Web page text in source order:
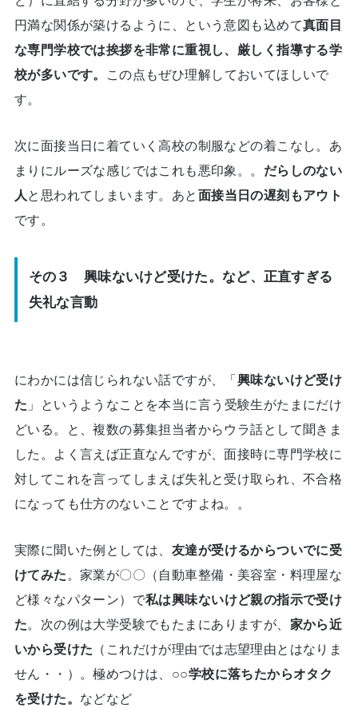
円満な関係が築けるように、という意図も込めて真面目
な専門学校では挨拶を非常に重視し、厳しく指導する学
校が多いです。
この点もぜひ理解しておいてほしいで
す。
次に面接当日に着ていく高校の制服などの着こなし。あ
まりにルーズな感じではこれも悪印象。。 だらしのない
人 と思われてしまいます。あと 面接当日の遅刻もアウト
です。
その３ 興味ないけど受けた。など、正直すぎる
失礼な言動
にわかには信じられない話ですが、「 興味ないけど受け
た 」というようなことを本当に言う受験生がたまにだけ
どいる。と、複数の募集担当者からウラ話として聞きま
した。よく言えば正直なんですが、面接時に専門学校に
対してこれを言ってしまえば失礼と受け取られ、不合格
になっても仕方のないことですよね。。
実際に聞いた例としては、 友達が受けるからついでに受
けてみた 。家業が〇〇（自動車整備・美容室・料理屋な
ど様々なパターン）で私は興味ないけど親の指示で受け
た。次の例は大学受験でもたまにありますが、 家から近
いから受けた （これだけが理由では志望理由とはなりま
せん・・）。極めつけは、 ○○学校に落ちたからオタク
を受けた。 などなど